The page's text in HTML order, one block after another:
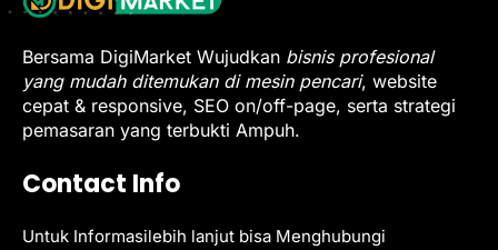
Bersama DigiMarket Wujudkan bisnis profesional
yang mudah ditemukan di mesin pencari, website
cepat & responsive, SEO on/off-page, serta strategi
pemasaran yang terbukti Ampuh.
Contact Info
Untuk Informasilebih lanjut bisa Menghubungi